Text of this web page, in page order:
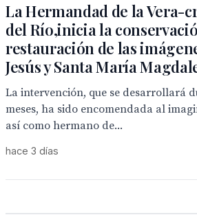
La Hermandad de la Vera-
del Río,inicia la
restauración de las
Jesús y Santa María
La intervención, que se desarrollará
meses, ha sido encomendada al
así como hermano de...
hace 3 días